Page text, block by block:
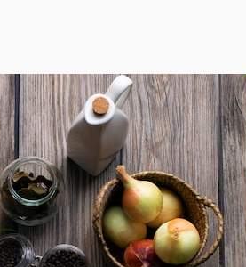
для создания
Более 1 миллиона
и студий.
Продукция
Spaces
ИИ-помощник
Генератор
изображений ИИ